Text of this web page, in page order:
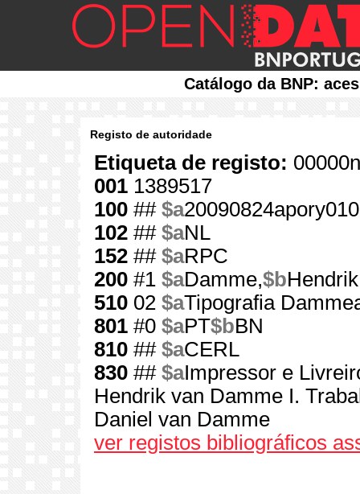
Catálogo da BNP:
Registo de autoridade
Etiqueta de registo:
001 1389517
100 ## $a
102 ## $aNL
152 ## $aRPC
200 #1 $aDamme,$b
510 02 $aTipografia
801 #0 $aPT$bBN
810 ## $aCERL
830 ## $aImpressor e
Hendrik van Damme I.
Daniel van Damme
ver registos bibliográficos